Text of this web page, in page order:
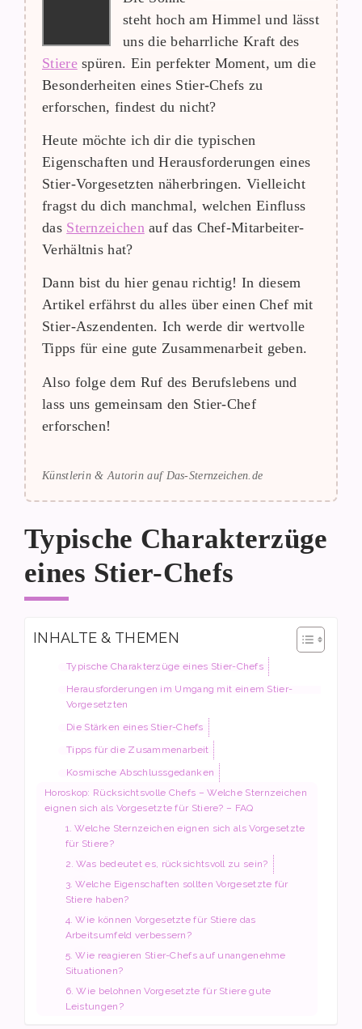
steht hoch am Himmel und lässt
uns die beharrliche Kraft des
Stierespüren. Ein perfekter Moment, um die
Besonderheiten eines Stier-Chefs zu
erforschen, findest du nicht?
Heute möchte ich dir die typischen
Eigenschaften und Herausforderungen eines
Stier-Vorgesetzten näherbringen. Vielleicht
fragst du dich manchmal, welchen Einfluss
das Sternzeichenauf das Chef-Mitarbeiter-
Verhältnis hat?
Dann bist du hier genau richtig! In diesem
Artikel erfährst du alles über einen Chef mit
Stier-Aszendenten. Ich werde dir wertvolle
Tipps für eine gute Zusammenarbeit geben.
Also folge dem Ruf des Berufslebens und
lass uns gemeinsam den Stier-Chef
erforschen!
Künstlerin & Autorin auf Das-Sternzeichen.de
Typische Charakterzüge
eines Stier-Chefs
INHALTE & THEMEN
Typische Charakterzüge eines Stier-Chefs
Herausforderungen im Umgang mit einem Stier-
Vorgesetzten
Die Stärken eines Stier-Chefs
Tipps für die Zusammenarbeit
Kosmische Abschlussgedanken
Horoskop: Rücksichtsvolle Chefs – Welche Sternzeichen
eignen sich als Vorgesetzte für Stiere? – FAQ
1. Welche Sternzeichen eignen sich als Vorgesetzte
für Stiere?
2. Was bedeutet es, rücksichtsvoll zu sein?
3. Welche Eigenschaften sollten Vorgesetzte für
Stiere haben?
4. Wie können Vorgesetzte für Stiere das
Arbeitsumfeld verbessern?
5. Wie reagieren Stier-Chefs auf unangenehme
Situationen?
6. Wie belohnen Vorgesetzte für Stiere gute
Leistungen?